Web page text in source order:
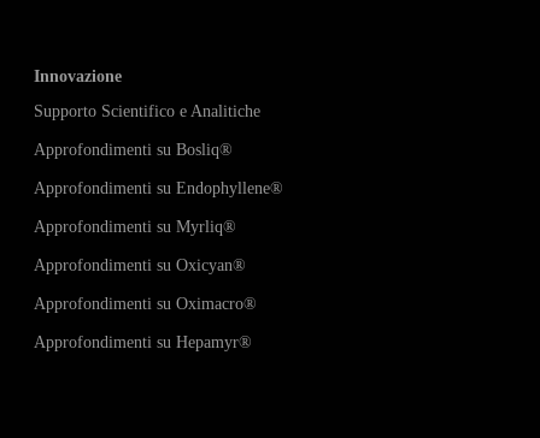
Innovazione
Supporto Scientifico e Analitiche
Approfondimenti su Bosliq®
Approfondimenti su Endophyllene®
Approfondimenti su Myrliq®
Approfondimenti su Oxicyan®
Approfondimenti su Oximacro®
Approfondimenti su Hepamyr®